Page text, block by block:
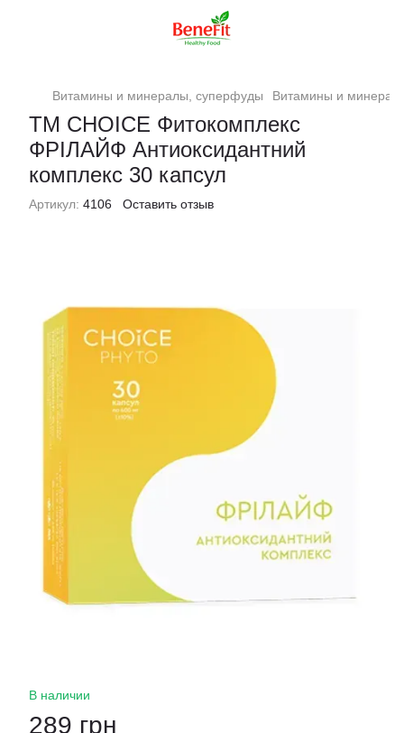
Витамины и минералы, суперфуды Витамины и
ТМ CHOICE Фитокомплекс
ФРІЛАЙФ Антиоксидантний
комплекс 30 капсул
Артикул: 4106 Оставить отзыв
В наличии
289 грн